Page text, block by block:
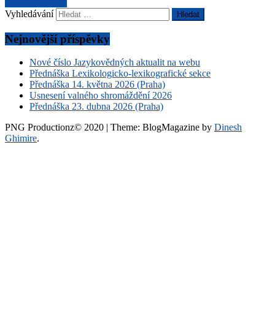
Vyhledávání
Nejnovější příspěvky
Nové číslo Jazykovědných aktualit na webu
Přednáška Lexikologicko-lexikografické sekce
Přednáška 14. května 2026 (Praha)
Usnesení valného shromáždění 2026
Přednáška 23. dubna 2026 (Praha)
PNG Productionz© 2020 | Theme: BlogMagazine by Dinesh
Ghimire.